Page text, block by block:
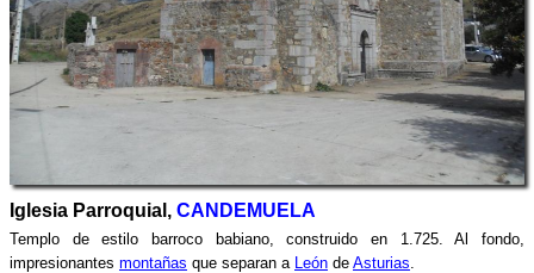
Iglesia Parroquial, CANDEMUELA
Templo de estilo barroco babiano, construido en 1.725. Al fondo,
impresionantes montañas que separan a León de Asturias.